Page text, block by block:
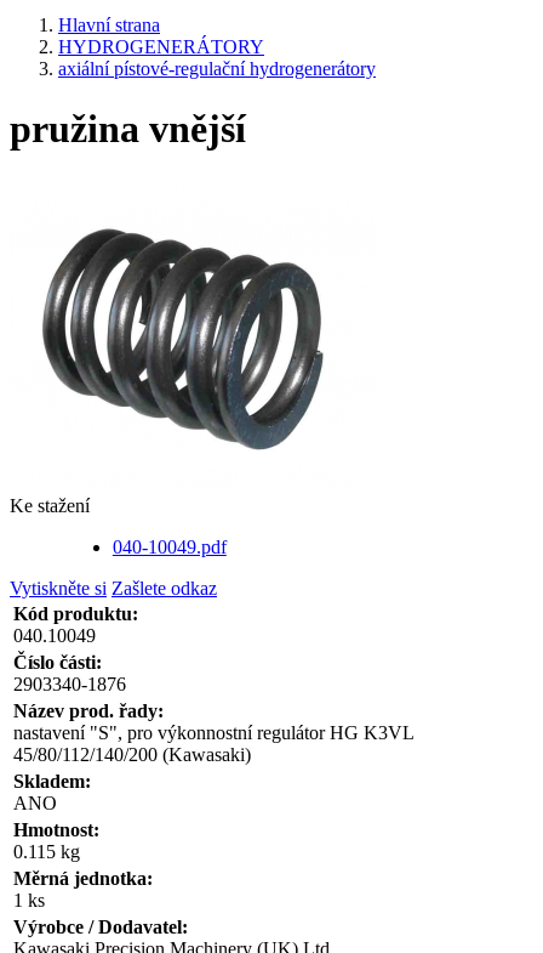
Hlavní strana
HYDROGENERÁTORY
axiální pístové-regulační hydrogenerátory
pružina vnější
Ke stažení
040-10049.pdf
Vytiskněte si Zašlete odkaz
Kód produktu:
040.10049
Číslo části:
2903340-1876
Název prod. řady:
nastavení "S", pro výkonnostní regulátor HG K3VL
45/80/112/140/200 (Kawasaki)
Skladem:
ANO
Hmotnost:
0.115 kg
Měrná jednotka:
1 ks
Výrobce / Dodavatel: